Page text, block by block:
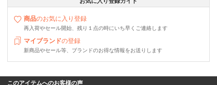
商品のお気に入り登録
再入荷やセール開始、残り１点の時にいち早くご連絡します
マイブランドの登録
新商品やセール等、ブランドのお得な情報をお送りします
このアイテムへのお客様の声